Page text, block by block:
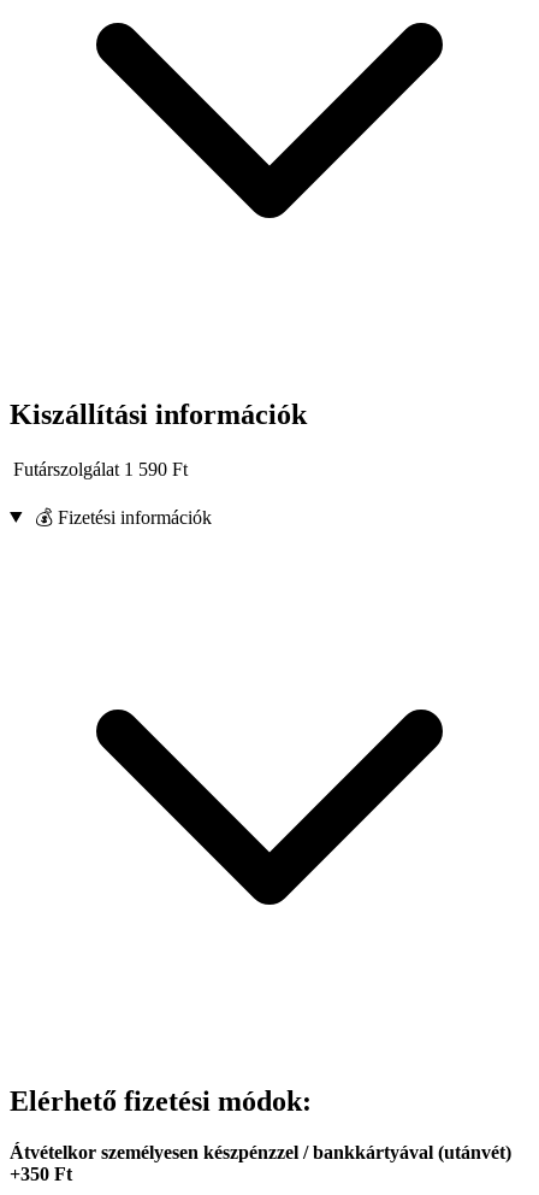
Kiszállítási információk
Futárszolgálat 1 590 Ft
💰 Fizetési információk
Elérhető fizetési módok:
Átvételkor személyesen készpénzzel / bankkártyával (utánvét)
+350 Ft